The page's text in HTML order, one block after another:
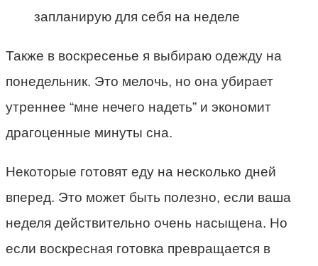
запланирую для себя на неделе
Также в воскресенье я выбираю одежду на
понедельник. Это мелочь, но она убирает
утреннее “мне нечего надеть” и экономит
драгоценные минуты сна.
Некоторые готовят еду на несколько дней
вперед. Это может быть полезно, если ваша
неделя действительно очень насыщена. Но
если воскресная готовка превращается в